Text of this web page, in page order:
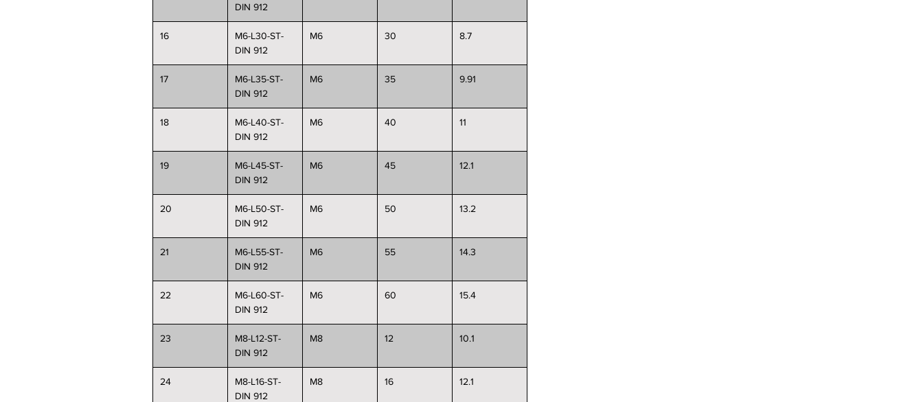
DIN 912
16
M6-L30-ST-
DIN 912
M6 30 8.7
17
M6-L35-ST-
DIN 912
M6 35 9.91
18
M6-L40-ST-
DIN 912
M6 40 11
19
M6-L45-ST-
DIN 912
M6 45 12.1
20
M6-L50-ST-
DIN 912
M6 50 13.2
21
M6-L55-ST-
DIN 912
M6 55 14.3
22
M6-L60-ST-
DIN 912
M6 60 15.4
23
M8-L12-ST-
DIN 912
M8 12 10.1
24
M8-L16-ST-
DIN 912
M8 16 12.1